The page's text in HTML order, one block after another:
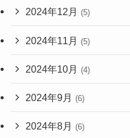
2024年12月 (5)
2024年11月 (5)
2024年10月 (4)
2024年9月 (6)
2024年8月 (6)